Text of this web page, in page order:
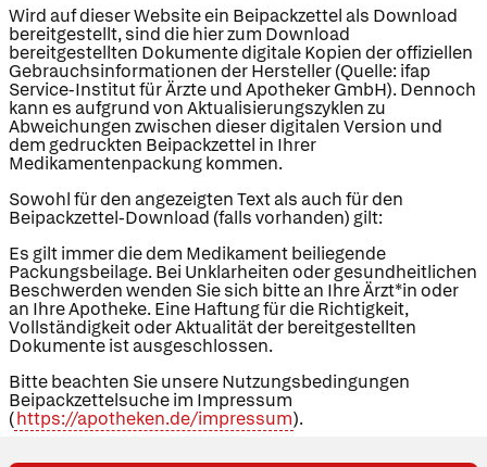
Wird auf dieser Website ein Beipackzettel als Download
bereitgestellt, sind die hier zum Download
bereitgestellten Dokumente digitale Kopien der offiziellen
Gebrauchsinformationen der Hersteller (Quelle: ifap
Service-Institut für Ärzte und Apotheker GmbH). Dennoch
kann es aufgrund von Aktualisierungszyklen zu
Abweichungen zwischen dieser digitalen Version und
dem gedruckten Beipackzettel in Ihrer
Medikamentenpackung kommen.
Sowohl für den angezeigten Text als auch für den
Beipackzettel-Download (falls vorhanden) gilt:
Es gilt immer die dem Medikament beiliegende
Packungsbeilage. Bei Unklarheiten oder gesundheitlichen
Beschwerden wenden Sie sich bitte an Ihre Ärzt*in oder
an Ihre Apotheke. Eine Haftung für die Richtigkeit,
Vollständigkeit oder Aktualität der bereitgestellten
Dokumente ist ausgeschlossen.
Bitte beachten Sie unsere Nutzungsbedingungen
Beipackzettelsuche im Impressum
(https://apotheken.de/impressum).